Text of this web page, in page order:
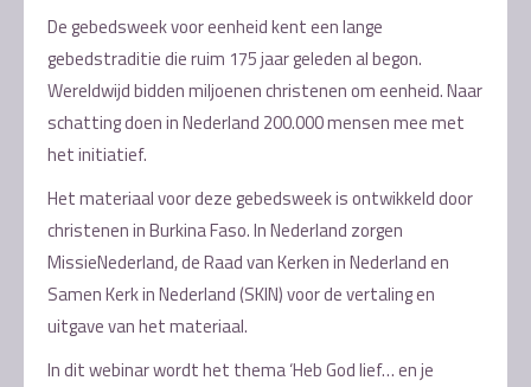
De gebedsweek voor eenheid kent een lange
gebedstraditie die ruim 175 jaar geleden al begon.
Wereldwijd bidden miljoenen christenen om eenheid. Naar
schatting doen in Nederland 200.000 mensen mee met
het initiatief.
Het materiaal voor deze gebedsweek is ontwikkeld door
christenen in Burkina Faso. In Nederland zorgen
MissieNederland, de Raad van Kerken in Nederland en
Samen Kerk in Nederland (SKIN) voor de vertaling en
uitgave van het materiaal.
In dit webinar wordt het thema ‘Heb God lief… en je